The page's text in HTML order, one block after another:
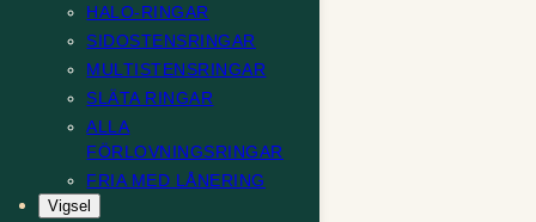
HALO-RINGAR
SIDOSTENSRINGAR
MULTISTENSRINGAR
SLÄTA RINGAR
ALLA
FÖRLOVNINGSRINGAR
FRIA MED LÅNERING
Vigsel